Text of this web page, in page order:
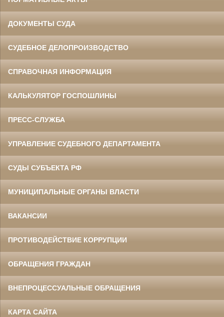
ДОКУМЕНТЫ СУДА
СУДЕБНОЕ ДЕЛОПРОИЗВОДСТВО
СПРАВОЧНАЯ ИНФОРМАЦИЯ
КАЛЬКУЛЯТОР ГОСПОШЛИНЫ
ПРЕСС-СЛУЖБА
УПРАВЛЕНИЕ СУДЕБНОГО ДЕПАРТАМЕНТА
СУДЫ СУБЪЕКТА РФ
МУНИЦИПАЛЬНЫЕ ОРГАНЫ ВЛАСТИ
ВАКАНСИИ
ПРОТИВОДЕЙСТВИЕ КОРРУПЦИИ
ОБРАЩЕНИЯ ГРАЖДАН
ВНЕПРОЦЕССУАЛЬНЫЕ ОБРАЩЕНИЯ
КАРТА САЙТА